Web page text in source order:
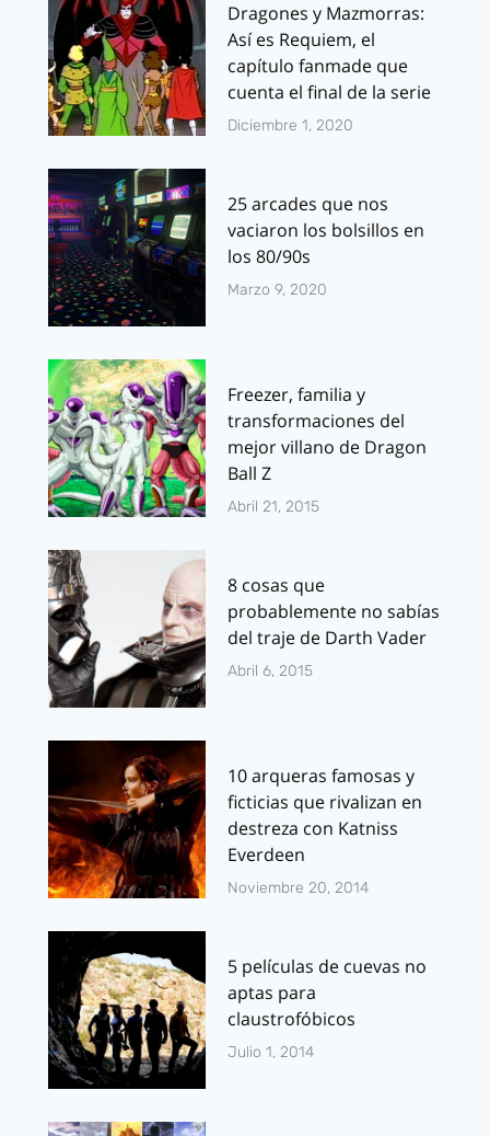
Dragones y Mazmorras:
Así es Requiem, el
capítulo fanmade que
cuenta el final de la serie
Diciembre 1, 2020
25 arcades que nos
vaciaron los bolsillos en
los 80/90s
Marzo 9, 2020
Freezer, familia y
transformaciones del
mejor villano de Dragon
Ball Z
Abril 21, 2015
8 cosas que
probablemente no sabías
del traje de Darth Vader
Abril 6, 2015
10 arqueras famosas y
ficticias que rivalizan en
destreza con Katniss
Everdeen
Noviembre 20, 2014
5 películas de cuevas no
aptas para
claustrofóbicos
Julio 1, 2014